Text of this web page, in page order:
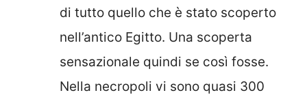
di tutto quello che è stato scoperto
nell’antico Egitto. Una scoperta
sensazionale quindi se così fosse.
Nella necropoli vi sono quasi 300